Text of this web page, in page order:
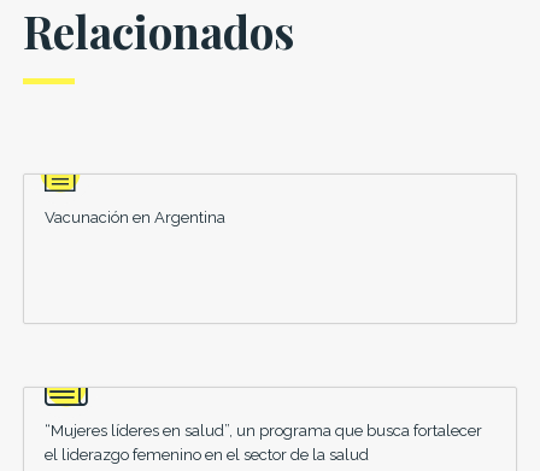
Relacionados
Vacunación en Argentina
“Mujeres líderes en salud”, un programa que busca fortalecer
el liderazgo femenino en el sector de la salud